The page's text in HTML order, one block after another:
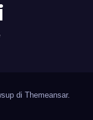
di Themeansar.